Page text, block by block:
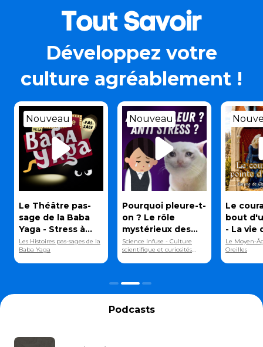
Développez votre
culture agréablement !
Nouveau
Le Théâtre pas-
sage de la Baba
Yaga - Stress à
gogo
Les Histoires pas-sages de la
Baba Yaga
Nouveau
Pourquoi pleure-t-
on ? Le rôle
mystérieux des
larmes 😭
Science Infuse - Culture
scientifique et curiosités
Le
bout
- La vie
Le Moyen-
Oreilles
Podcasts